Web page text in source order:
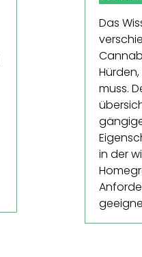
Das
muss.
in der